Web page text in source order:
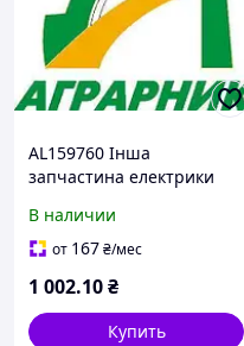
AL159760 Інша
запчастина електрики
AL159760 до трактора
колісного John Deere для
брендом:
В наличии
от 167₴/мес
1 002.10₴
Купить